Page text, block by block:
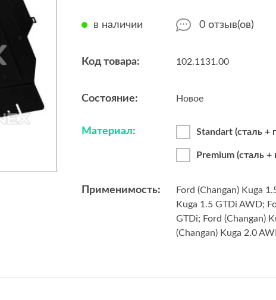
в наличии 0 отзыв(ов)
Код товара: 102.1131.00
Состояние: Новое
Материал: Standart (сталь +
Premium (сталь
Применимость:
Ford (Changan) Kuga
Kuga 1.5 GTDi AWD;
GTDi; Ford (Changan)
(Changan) Kuga 2.0